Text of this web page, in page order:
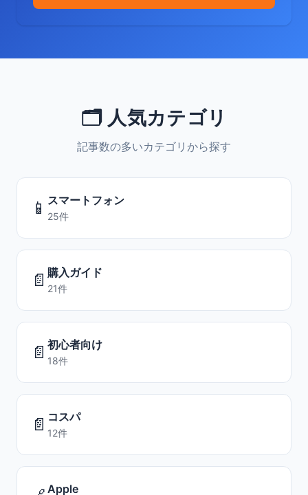
🗂️ 人気カテゴリ
記事数の多いカテゴリから探す
📱 スマートフォン
25件
📄 購入ガイド
21件
📄 初心者向け
18件
📄 コスパ
12件
Apple